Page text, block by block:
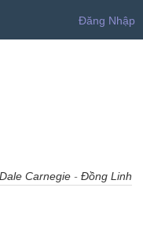
Đăng Nhập
Dale Carnegie - Đồng Linh